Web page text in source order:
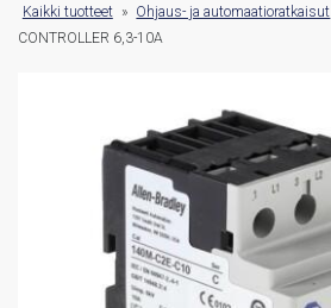
Kaikki tuotteet » Ohjaus- ja automaatioratkaisut
CONTROLLER 6,3-10A